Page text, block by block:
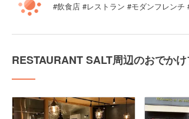
#飲食店 #レストラン #モダンフレン
RESTAURANT SALT周辺のおでか